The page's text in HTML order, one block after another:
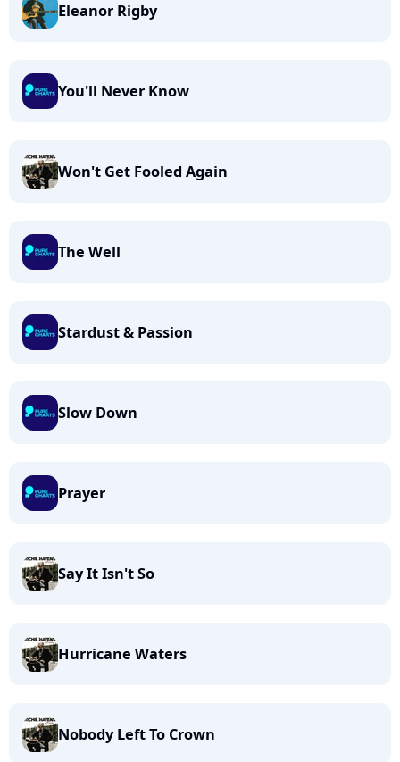
Eleanor Rigby
You'll Never Know
Won't Get Fooled Again
The Well
Stardust & Passion
Slow Down
Prayer
Say It Isn't So
Hurricane Waters
Nobody Left To Crown